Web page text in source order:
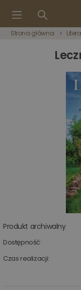
Strona główna
Produkt archiwalny
Dostępność:
Czas realizacji: